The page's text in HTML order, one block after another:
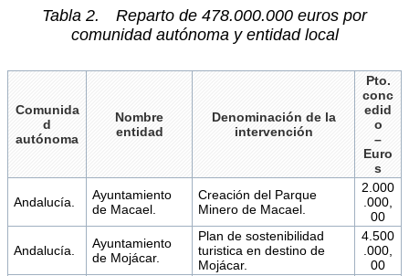
Tabla 2. Reparto de 478.000.000 euros por
comunidad autónoma y entidad local
Comunida
d
autónoma
Nombre
entidad
Denominación de la
intervención
Pto.
conc
edid
o
–
Euro
s
Andalucía.
Ayuntamiento
de Macael.
Creación del Parque
Minero de Macael.
2.000
.000,
00
Andalucía.
Ayuntamiento
de Mojácar.
Plan de sostenibilidad
turistica en destino de
Mojácar.
4.500
.000,
00